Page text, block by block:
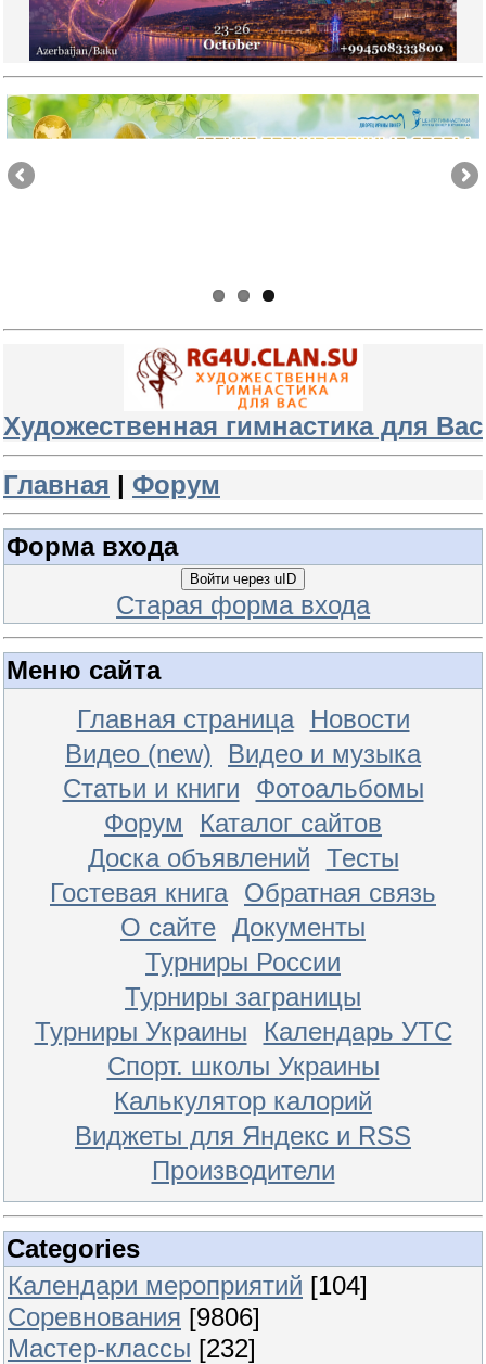
Художественная гимнастика для Вас
Главная | Форум
Форма входа
Войти через uID
Старая форма входа
Меню сайта
Главная страница
Новости
Видео (new)
Видео и музыка
Статьи и книги
Фотоальбомы
Форум
Каталог сайтов
Доска объявлений Тесты
Гостевая книга Обратная связь
О сайте Документы
Турниры России
Турниры заграницы
Турниры Украины
Календарь УТС
Спорт. школы Украины
Калькулятор калорий
Виджеты для Яндекс и RSS
Производители
Categories
Календари мероприятий [104]
Соревнования [9806]
Мастер-классы [232]